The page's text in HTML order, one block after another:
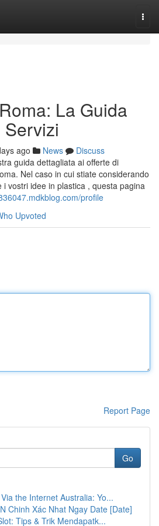
La Guida
ago News
Discuss
guida dettagliata ai offerte di
Nel caso in cui stiate considerando
vostri idee in plastica , questa pagina
profile
Upvoted
Report Page
Go
the Internet Australia: Yo...
Chinh Xác Nhat Ngay Date [Date]
Tips & Trik Mendapatk...